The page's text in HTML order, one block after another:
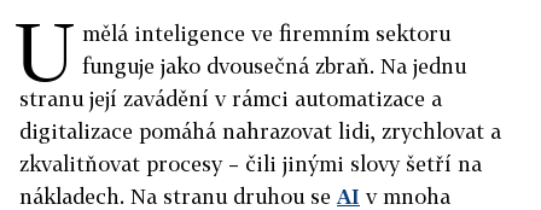
U mělá inteligence ve firemním sektoru
funguje jako dvousečná zbraň. Na jednu
stranu její zavádění v rámci automatizace a
digitalizace pomáhá nahrazovat lidi, zrychlovat a
zkvalitňovat procesy – čili jinými slovy šetří na
nákladech. Na stranu druhou se AI v mnoha